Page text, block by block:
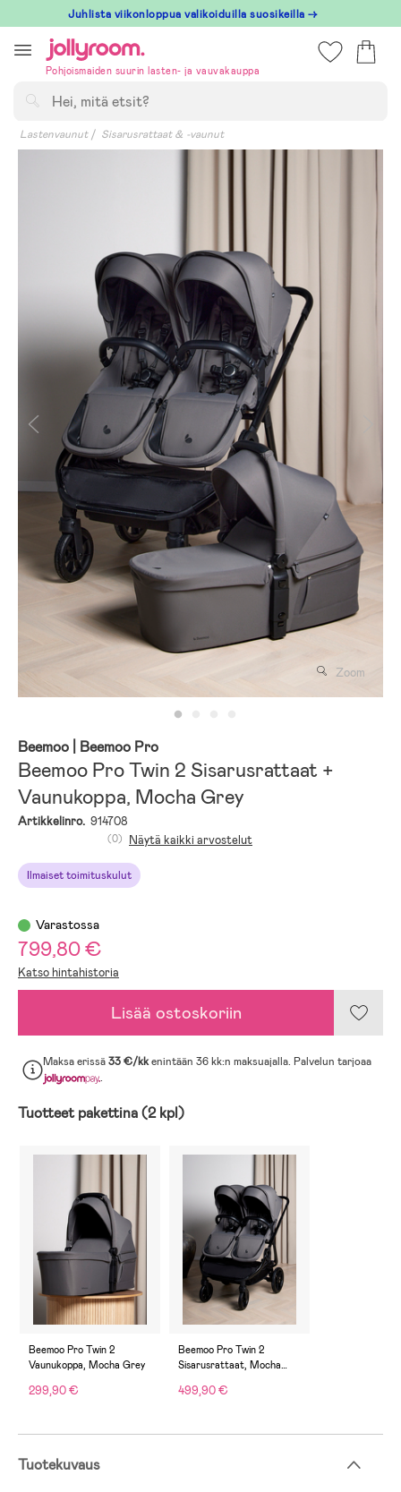
till
innehållet
Juhlista viikonloppua valikoiduilla suosikeilla →
Pohjoismaiden suurin lasten- ja vauvakauppa
Lastenvaunut Sisarusrattaat & -vaunut
Zoom
Beemoo | Beemoo Pro
Beemoo Pro Twin 2 Sisarusrattaat +
Vaunukoppa, Mocha Grey
Artikkelinro. 914708
Ilmaiset toimituskulut
(0) Näytä kaikki arvostelut
Varastossa
799,80 €
Katso hintahistoria
Lisää ostoskoriin
Maksa erissä33 €/kkenintään 36 kk:n maksuajalla. Palvelun tarjoaa
.
Tuotteet pakettina (2 kpl)
Beemoo Pro Twin 2
Vaunukoppa, Mocha Grey
299,90 €
Beemoo Pro Twin 2
Sisarusrattaat, Mocha
499,90 €
Tuotekuvaus